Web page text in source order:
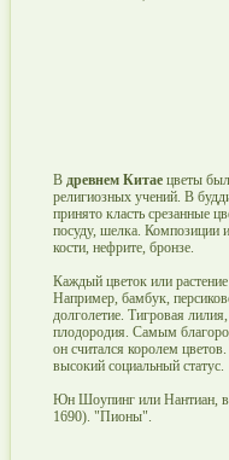
В древнем Китаецветы
религиозных учений. В
принято класть срезанные
посуду, шелка. Композиции
кости, нефрите, бронзе.
Каждый цветок или
Например, бамбук,
долголетие. Тигровая
плодородия. Самым
он считался королем
высокий социальный статус.
Юн Шоупинг или Нантиан,
1690). "Пионы".